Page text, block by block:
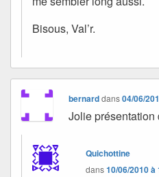
Bisous, Val’r.
bernarddans04/06/
Jolie présentation
Quichottine
dans10/06/2010 à